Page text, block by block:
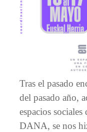
Tras el pasado
del pasado año,
espacios
DANA, se nos